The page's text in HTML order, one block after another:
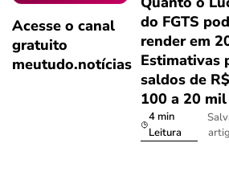
Acesse o canal
gratuito
meutudo.notícias
do FGTS
render em
Estimativas
saldos de R$
100 a 20 mil
4 min
Leitura